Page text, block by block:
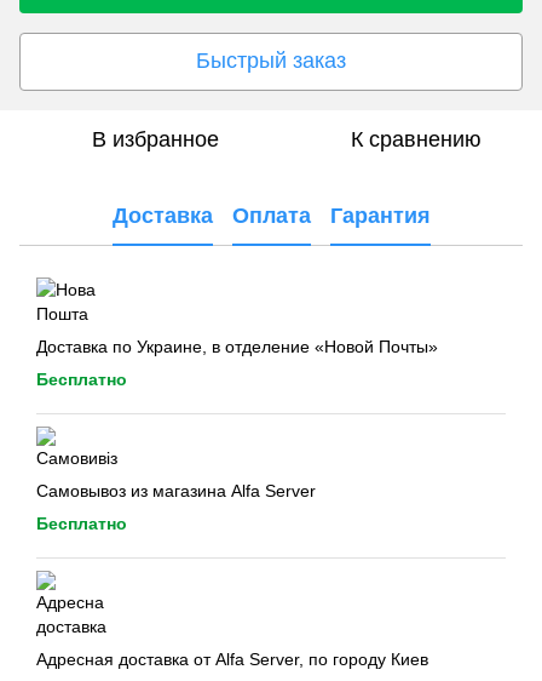
Быстрый заказ
В избранное К сравнению
Доставка Оплата Гарантия
Доставка по Украине, в отделение «Новой Почты»
Бесплатно
Самовывоз из магазина Alfa Server
Бесплатно
Адресная доставка от Alfa Server, по городу Киев